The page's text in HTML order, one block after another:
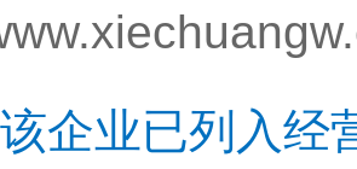
企业已列入经